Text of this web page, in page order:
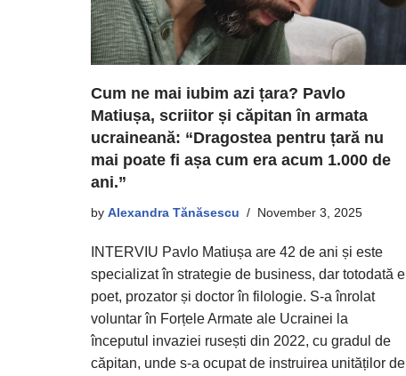
Cum ne mai iubim azi țara? Pavlo
Matiușa, scriitor și căpitan în armata
ucraineană: “Dragostea pentru țară nu
mai poate fi așa cum era acum 1.000 de
ani.”
by Alexandra Tănăsescu November 3, 2025
INTERVIU Pavlo Matiușa are 42 de ani și este
specializat în strategie de business, dar totodată e
poet, prozator și doctor în filologie. S-a înrolat
voluntar în Forțele Armate ale Ucrainei la
începutul invaziei rusești din 2022, cu gradul de
căpitan, unde s-a ocupat de instruirea unităților de